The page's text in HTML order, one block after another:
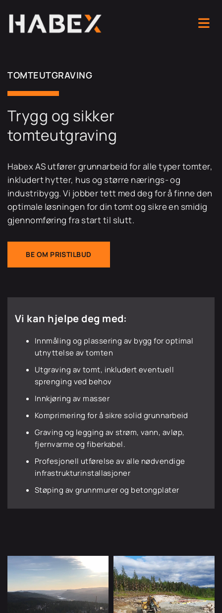
TOMTEUTGRAVING
Trygg og sikker
tomteutgraving
Habex AS utfører grunnarbeid for alle typer tomter,
inkludert hytter, hus og større nærings- og
industribygg. Vi jobber tett med deg for å finne den
optimale løsningen for din tomt og sikre en smidig
gjennomføring fra start til slutt.
BE OM PRISTILBUD
Vi kan hjelpe deg med:
Innmåling og plassering av bygg for optimal
utnyttelse av tomten
Utgraving av tomt, inkludert eventuell
sprenging ved behov
Innkjøring av masser
Komprimering for å sikre solid grunnarbeid
Graving og legging av strøm, vann, avløp,
fjernvarme og fiberkabel.
Profesjonell utførelse av alle nødvendige
infrastrukturinstallasjoner
Støping av grunnmurer og betongplater